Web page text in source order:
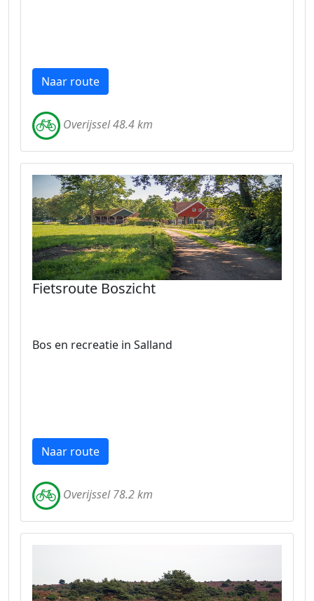
Naar route
Overijssel 48.4 km
Fietsroute Boszicht
Bos en recreatie in Salland
Naar route
Overijssel 78.2 km